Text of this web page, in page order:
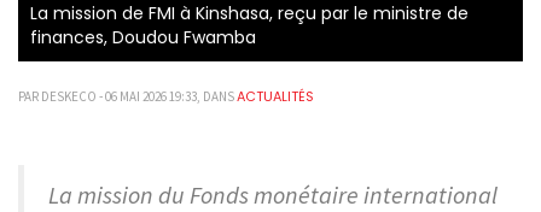
La mission de FMI à Kinshasa, reçu par le ministre de
finances, Doudou Fwamba
PAR DESKECO - 06 MAI 2026 19:33, DANSACTUALITÉS
La mission du Fonds monétaire international